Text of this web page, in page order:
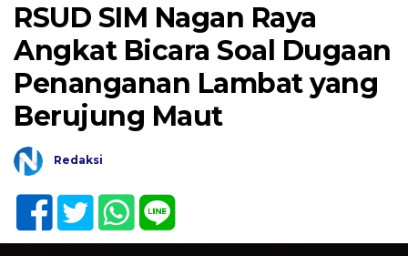
RSUD SIM Nagan Raya
Angkat Bicara Soal Dugaan
Penanganan Lambat yang
Berujung Maut
Redaksi